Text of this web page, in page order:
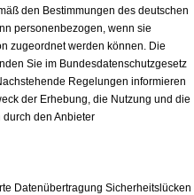
den Bestimmungen des deutschen
personenbezogen, wenn sie
zugeordnet werden können. Die
Sie im Bundesdatenschutzgesetz
Regelungen informieren
der Erhebung, die Nutzung und die
den Anbieter
Datenübertragung Sicherheitslücken